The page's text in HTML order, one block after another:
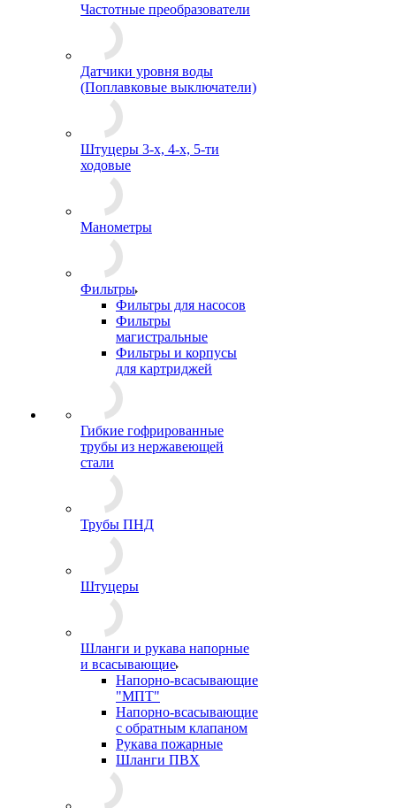
Частотные преобразователи
Датчики уровня воды
(Поплавковые выключатели)
Штуцеры 3-х, 4-х, 5-ти
ходовые
Манометры
Фильтры
Фильтры для насосов
Фильтры
магистральные
Фильтры и корпусы
для картриджей
Гибкие гофрированные
трубы из нержавеющей
стали
Трубы ПНД
Штуцеры
Шланги и рукава напорные
и всасывающие
Напорно-всасывающие
"МПТ"
Напорно-всасывающие
с обратным клапаном
Рукава пожарные
Шланги ПВХ